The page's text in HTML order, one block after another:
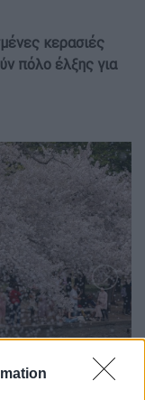
κερασιές
πόλο έλξης για